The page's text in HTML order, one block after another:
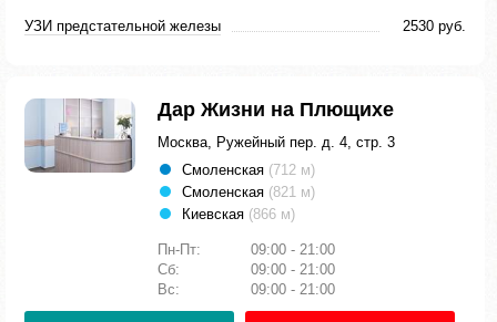
УЗИ предстательной железы 2530 руб.
Дар Жизни на Плющихе
Москва, Ружейный пер. д. 4, стр. 3
Смоленская (712 м)
Смоленская (821 м)
Киевская (866 м)
Пн-Пт:
09:00 - 21:00
Сб:
09:00 - 21:00
Вс:
09:00 - 21:00